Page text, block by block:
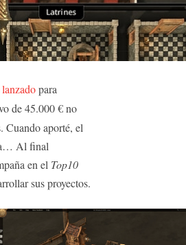
para
de 45.000 € no
Cuando aporté, el
Al final
en el Top10
sus proyectos.